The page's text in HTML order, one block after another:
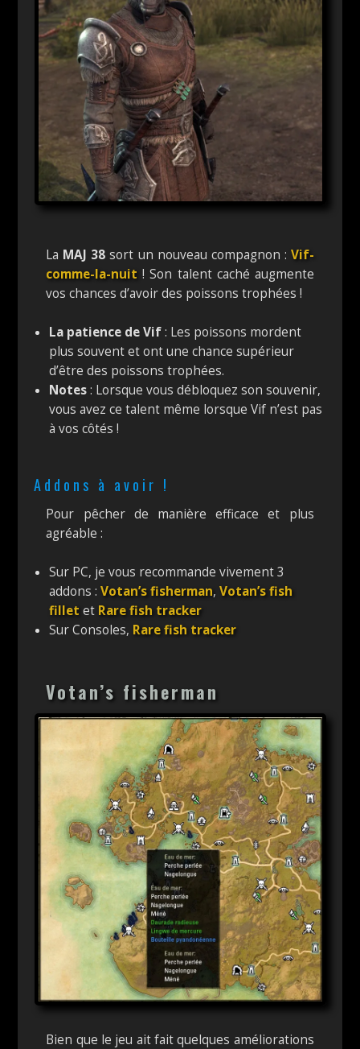
La MAJ 38 sort un nouveau compagnon : Vif-
comme-la-nuit ! Son talent caché augmente
vos chances d’avoir des poissons trophées !
La patience de Vif: Les poissons mordent
plus souvent et ont une chance supérieur
d’être des poissons trophées.
Notes: Lorsque vous débloquez son souvenir,
vous avez ce talent même lorsque Vif n’est pas
à vos côtés !
Addons à avoir !
Pour pêcher de manière efficace et plus
agréable :
Sur PC, je vous recommande vivement 3
addons :Votan’s fisherman,Votan’s fish
fillet et Rare fish tracker
Sur Consoles, Rare fish tracker
Votan’s fisherman
Bien que le jeu ait fait quelques améliorations